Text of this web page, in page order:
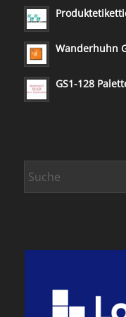
Wanderhuhn
GS1-128